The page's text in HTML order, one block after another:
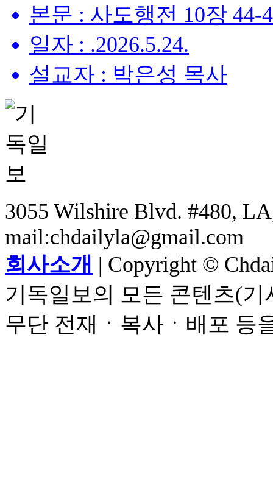
본문 : 사도행전 10장 44-
일자 : .2026.5.24.
설교자 : 박은성 목사
3055 Wilshire Blvd. #480,
mail:chdailyla@gmail.com
회사소개 | Copyright ©
기독일보의 모든 콘텐츠(
무단 전재ㆍ복사ㆍ배포 등